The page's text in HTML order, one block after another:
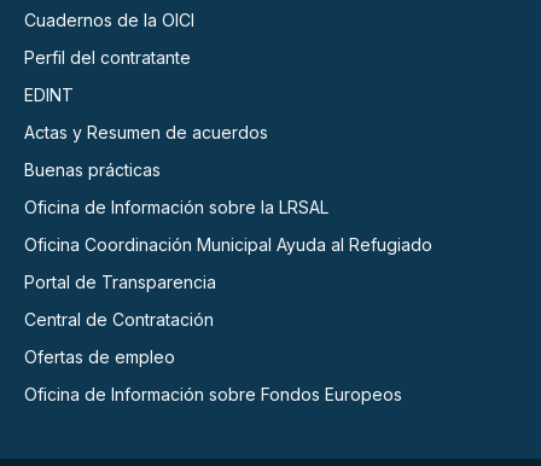
Cuadernos de la OICI
Perfil del contratante
EDINT
Actas y Resumen de acuerdos
Buenas prácticas
Oficina de Información sobre la LRSAL
Oficina Coordinación Municipal Ayuda al Refugiado
Portal de Transparencia
Central de Contratación
Ofertas de empleo
Oficina de Información sobre Fondos Europeos